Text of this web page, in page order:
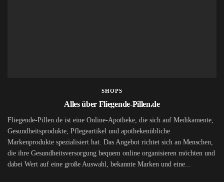
SHOPS
Alles über Fliegende-Pillen.de
Fliegende-Pillen.de ist eine Online-Apotheke, die sich auf Medikamente,
Gesundheitsprodukte, Pflegeartikel und apothekenübliche
Markenprodukte spezialisiert hat. Das Angebot richtet sich an Menschen,
die ihre Gesundheitsversorgung bequem online organisieren möchten und
dabei Wert auf eine große Auswahl, bekannte Marken und eine...